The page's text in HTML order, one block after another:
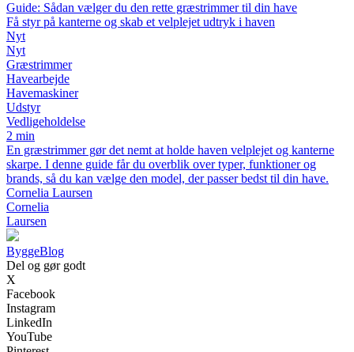
Guide: Sådan vælger du den rette græstrimmer til din have
Få styr på kanterne og skab et velplejet udtryk i haven
Nyt
Nyt
Græstrimmer
Havearbejde
Havemaskiner
Udstyr
Vedligeholdelse
2 min
En græstrimmer gør det nemt at holde haven velplejet og kanterne
skarpe. I denne guide får du overblik over typer, funktioner og
brands, så du kan vælge den model, der passer bedst til din have.
Cornelia Laursen
Cornelia
Laursen
ByggeBlog
Del og gør godt
X
Facebook
Instagram
LinkedIn
YouTube